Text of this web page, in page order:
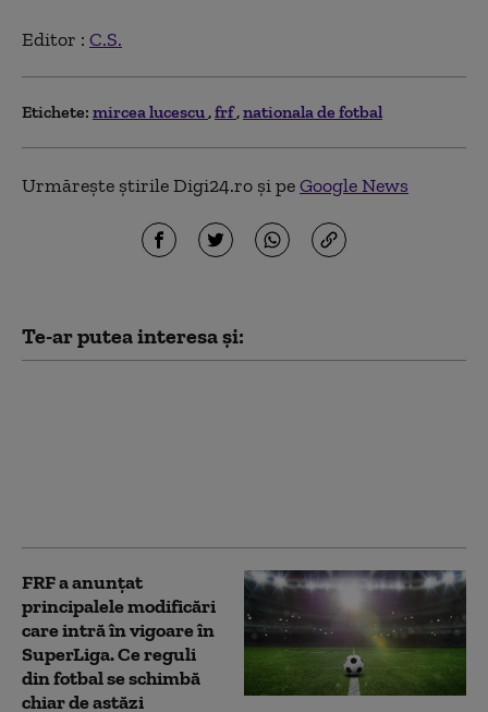
Editor : C.S.
Etichete: mircea lucescu frf nationala de fotbal
Urmărește știrile Digi24.ro și peGoogle News
Te-ar putea interesa și:
FRF a anunțat
principalele modificări
care intră în vigoare în
SuperLiga. Ce reguli
din fotbal se schimbă
chiar de astăzi